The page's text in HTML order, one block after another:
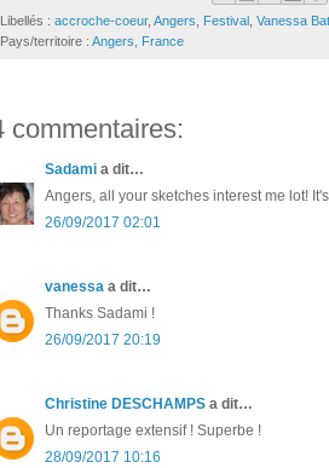
Libellés : accroche-coeur, Angers Festival Vanessa
Pays/territoire : Angers, France
commentaires:
Sadami a dit…
Angers, all your sketches interest me lot!
26/09/2017 02:01
vanessa a dit…
Thanks Sadami !
26/09/2017 20:19
Christine DESCHAMPS a dit…
Un reportage extensif ! Superbe !
28/09/2017 10:16